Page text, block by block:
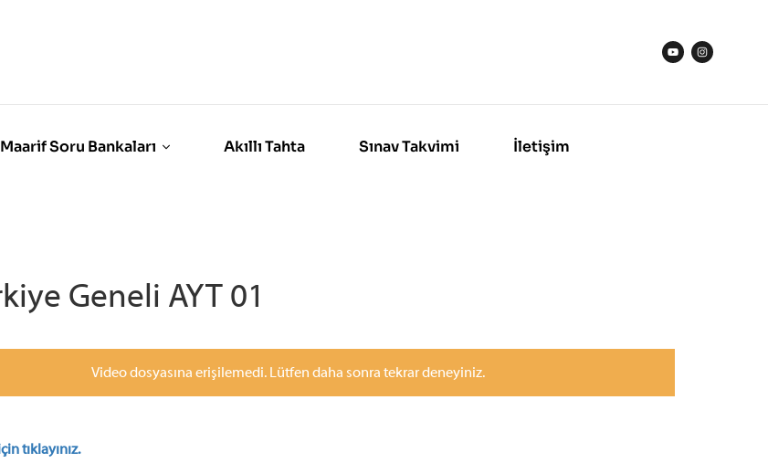
Maarif Soru Bankaları Akıllı Tahta Sınav Takvimi İletişim